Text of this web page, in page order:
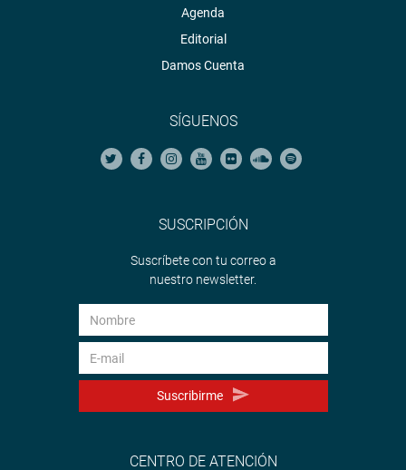
Agenda
Editorial
Damos Cuenta
SÍGUENOS
SUSCRIPCIÓN
Suscríbete con tu correo a
nuestro newsletter.
Suscribirme
CENTRO DE ATENCIÓN